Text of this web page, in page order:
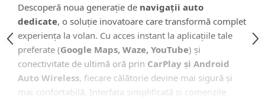
Rama adaptare
Camera marsarier dedicata
Adaptoare Navigatii
Rame adaptare 2DIN
Camera frontala
Descoperă noua generație de navigații auto
dedicate, o soluție inovatoare care transformă complet
experiența la volan. Cu acces instant la aplicațiile tale
preferate (Google Maps, Waze, YouTube) și
conectivitate de ultimă oră prin CarPlay și Android
Auto Wireless, fiecare călătorie devine mai sigură și
mai confortabilă. Interfața simplificată și comenzile